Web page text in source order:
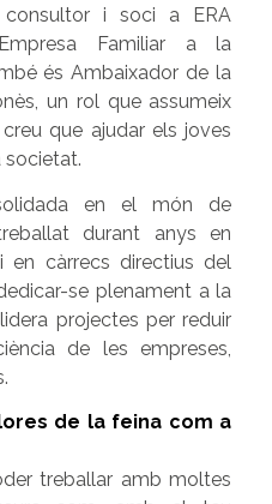
consultor i soci a ERA
Familiar a la
és Ambaixador de la
un rol que assumeix
que ajudar els joves
societat.
en el món de
durant anys en
en càrrecs directius del
se plenament a la
projectes per reduir
de les empreses,
de la feina com a
treballar amb moltes